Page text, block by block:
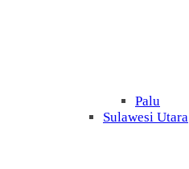
Palu
Sulawesi Utara